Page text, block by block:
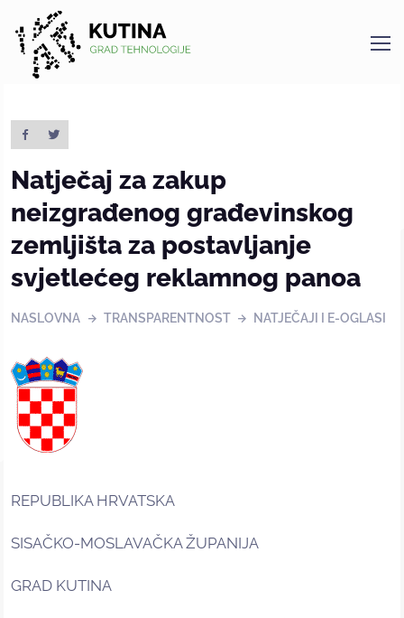
Kutina
Natječaj za zakup
neizgrađenog građevinskog
zemljišta za postavljanje
svjetlećeg reklamnog panoa
NASLOVNA TRANSPARENTNOST NATJEČAJI I E-OGLASI
REPUBLIKA HRVATSKA
SISAČKO-MOSLAVAČKA ŽUPANIJA
GRAD KUTINA